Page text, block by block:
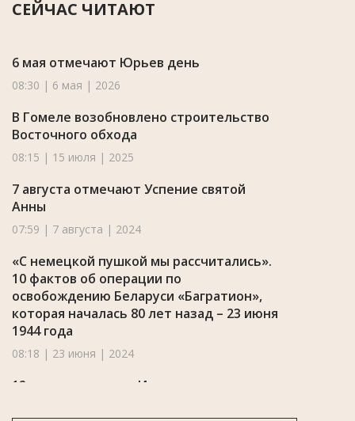
СЕЙЧАС ЧИТАЮТ
6 мая отмечают Юрьев день
08:30 | 6 мая | 2026
В Гомеле возобновлено строительство
Восточного обхода
08:15 | 15 июля | 2025
7 августа отмечают Успение святой
Анны
07:59 | 7 августа | 2024
«С немецкой пушкой мы рассчитались».
10 фактов об операции по
освобождению Беларуси «Багратион»,
которая началась 80 лет назад – 23 июня
1944 года
08:18 | 23 июня | 2024
12 июня отмечают Исакиев день